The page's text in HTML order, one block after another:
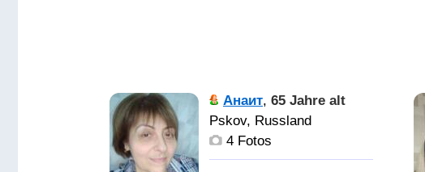
Анаит, 65 Jahre alt
Pskov, Russland
4 Fotos